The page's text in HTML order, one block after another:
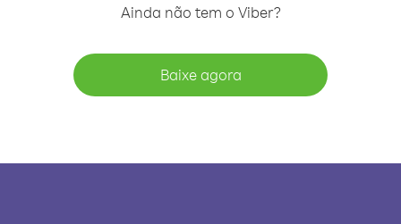
Ainda não tem o Viber?
Baixe agora